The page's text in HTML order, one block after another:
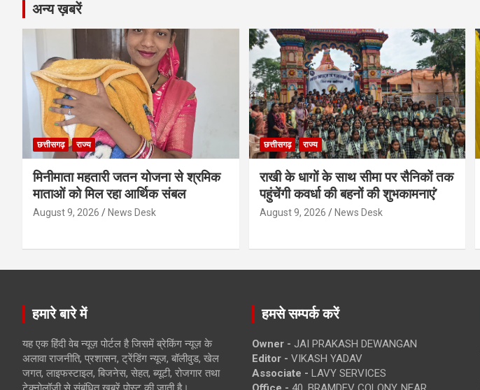
अन्य ख़बरें
छत्तीसगढ़ राज्य
मिनीमाता महतारी जतन योजना से श्रमिक
माताओं को मिल रहा आर्थिक संबल
August 9, 2026 News Desk
छत्तीसगढ़ राज्य
राखी के धागों के साथ सीमा पर सैनिकों तक
पहुंचेंगी कवर्धा की बहनों की शुभकामनाएं’
August 9, 2026 News Desk
हमारे बारे में
यह एक हिंदी वेब न्यूज़ पोर्टल है जिसमें ब्रेकिंग न्यूज़ के
अलावा राजनीति, प्रशासन, ट्रेंडिंग न्यूज, बॉलीवुड, खेल
जगत, लाइफस्टाइल, बिजनेस, सेहत, ब्यूटी, रोजगार तथा
हमसे सम्पर्क करें
Owner - JAI PRAKASH DEWANGAN
Editor - VIKASH YADAV
Associate - LAVY SERVICES